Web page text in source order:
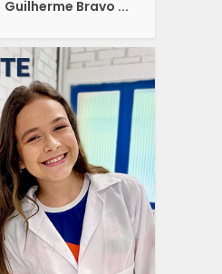
Guilherme Bravo ...